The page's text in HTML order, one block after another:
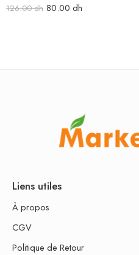
126.00dh 80.00 dh
Liens utiles
À propos
CGV
Politique de Retour